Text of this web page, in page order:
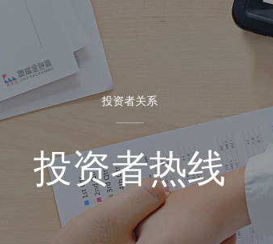
投资者关系
投资者热线